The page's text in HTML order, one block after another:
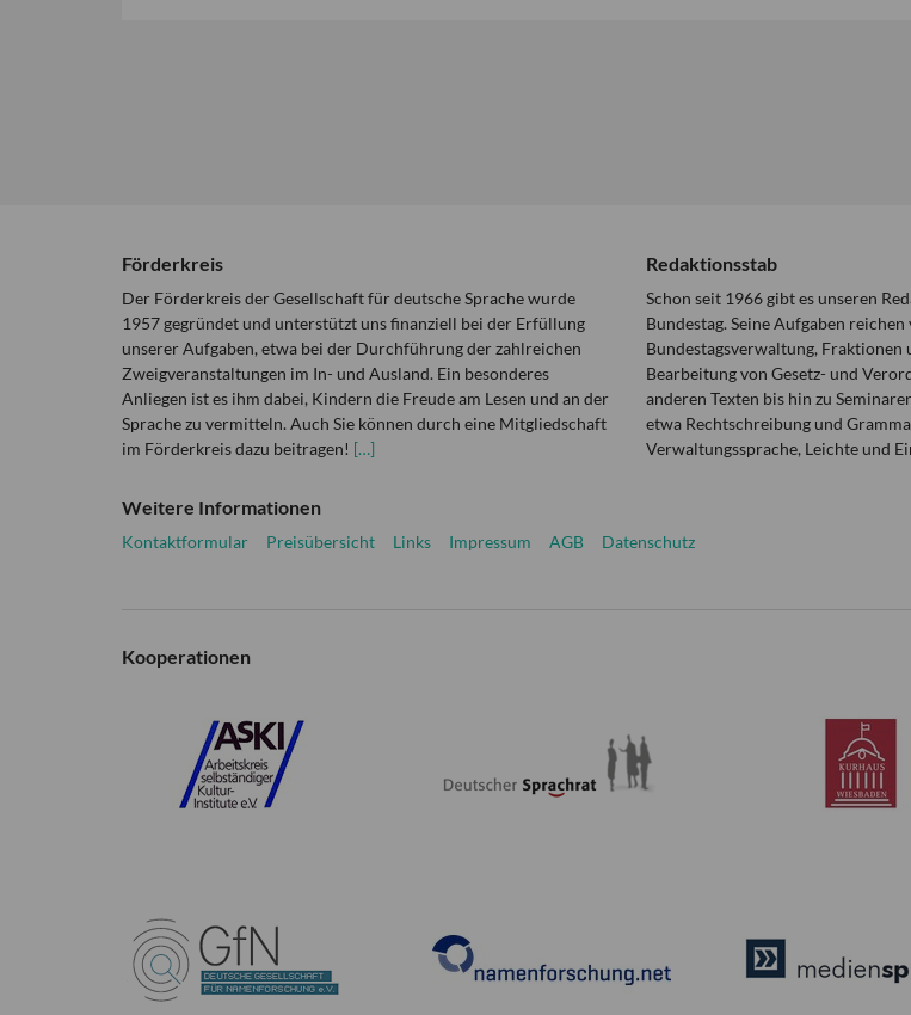
Förderkreis
Der Förderkreis der Gesellschaft für deutsche Sprache wurde
1957 gegründet und unterstützt uns finanziell bei der Erfüllung
unserer Aufgaben, etwa bei der Durchführung der zahlreichen
Zweigveranstaltungen im In- und Ausland. Ein besonderes
Anliegen ist es ihm dabei, Kindern die Freude am Lesen und an der
Sprache zu vermitteln. Auch Sie können durch eine Mitgliedschaft
im Förderkreis dazu beitragen! […]
Redaktionsstab
Schon seit 1966 gibt es unseren
Bundestag. Seine Aufgaben
Bundestagsverwaltung, Fraktionen
Bearbeitung von Gesetz- und
anderen Texten bis hin zu
etwa Rechtschreibung und
Verwaltungssprache, Leichte und
Weitere Informationen
Kontaktformular Preisübersicht Links Impressum AGB Datenschutz
Kooperationen